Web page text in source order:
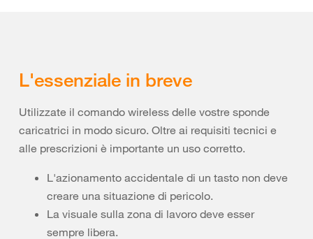
L'essenziale in breve
Utilizzate il comando wireless delle vostre sponde
caricatrici in modo sicuro. Oltre ai requisiti tecnici e
alle prescrizioni è importante un uso corretto.
L'azionamento accidentale di un tasto non deve
creare una situazione di pericolo.
La visuale sulla zona di lavoro deve esser
sempre libera.